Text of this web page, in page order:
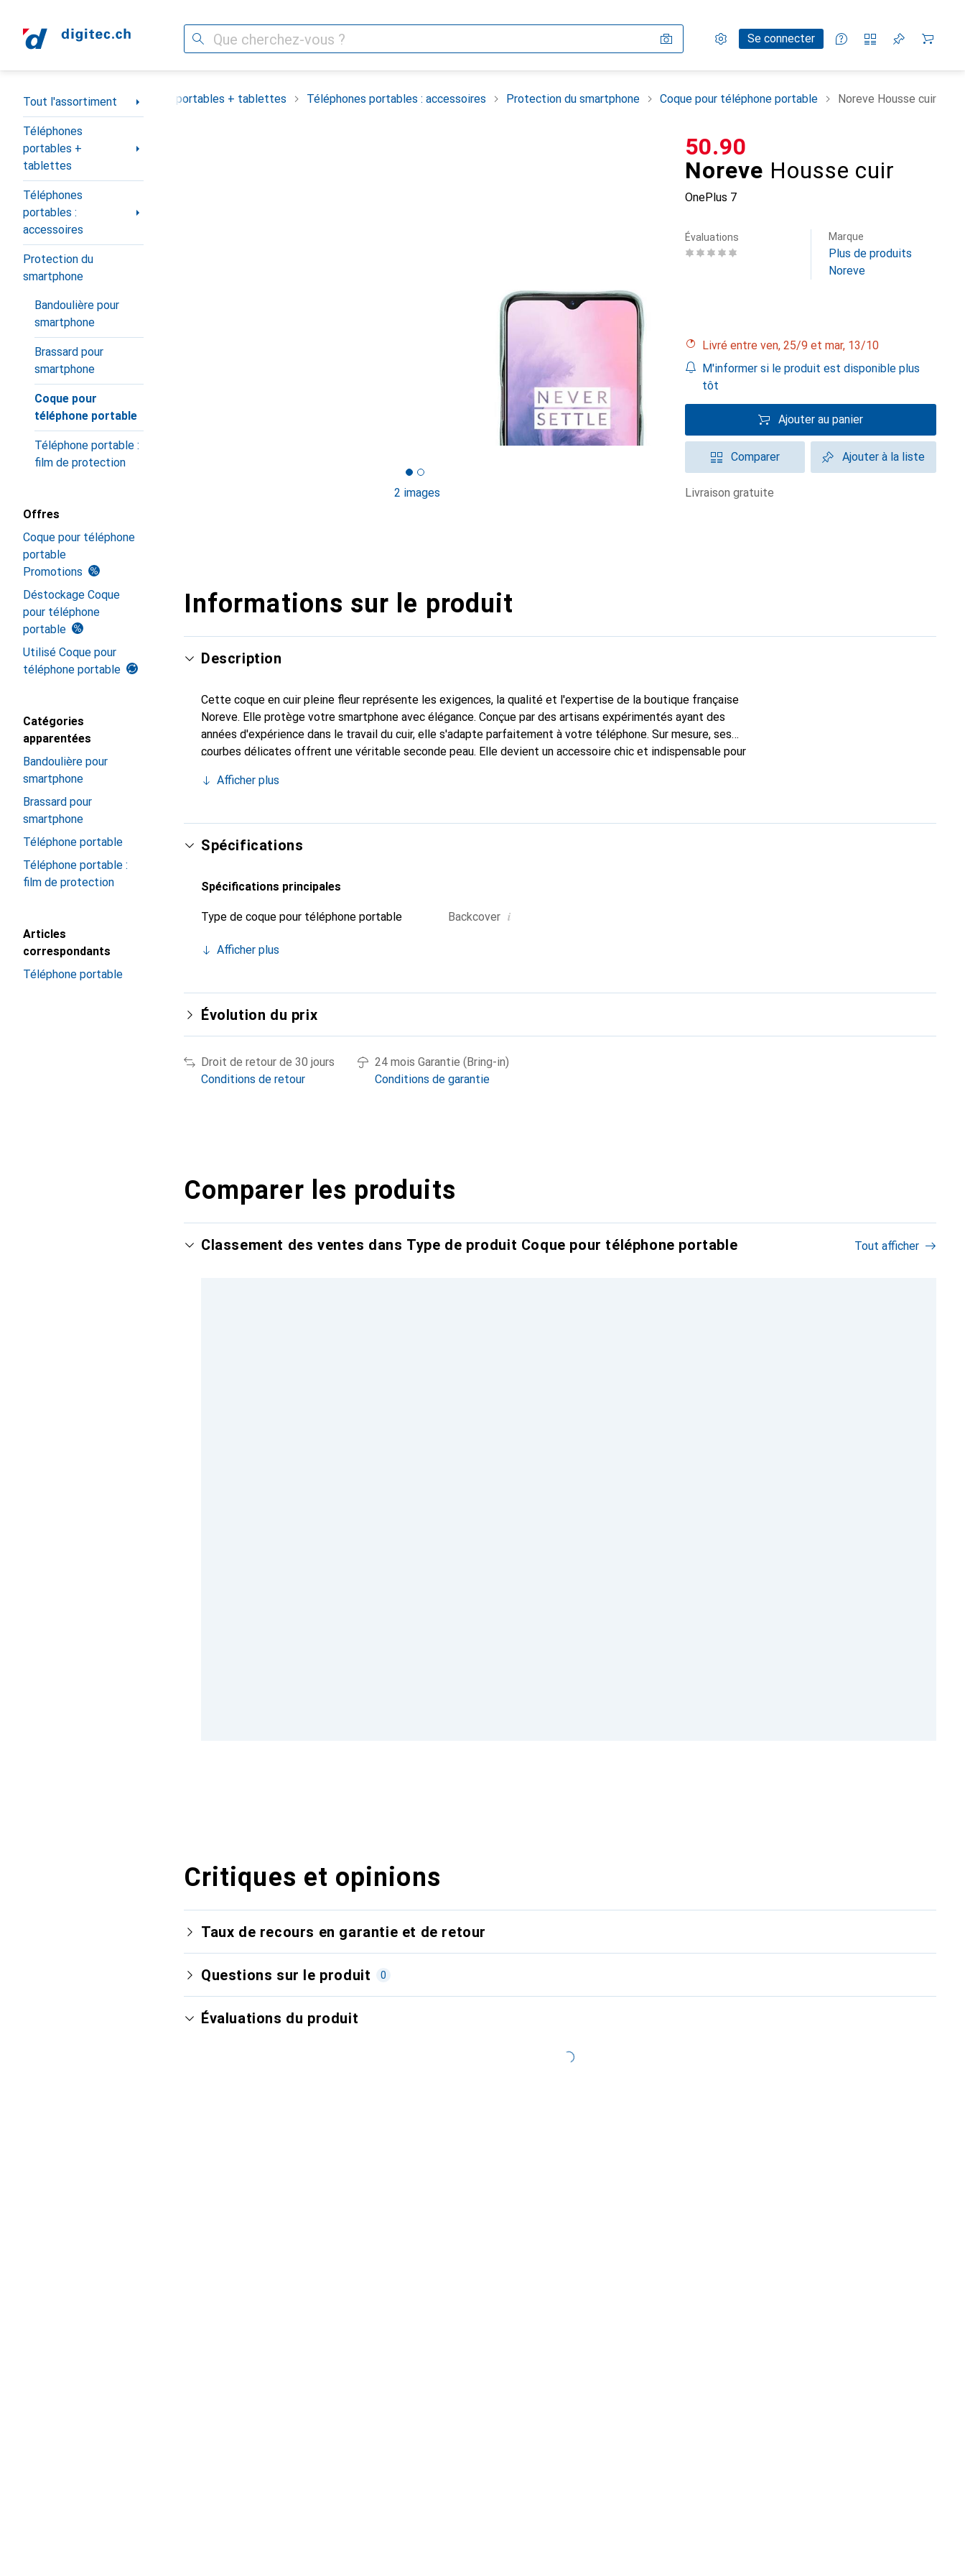
Recherche Paramètres
Compte clientSe connecter
Listes de comparaison
Listes d'envies
Panier
Navigation par catégorie
Tout l'assortiment
Téléphones
portables +
tablettes
Téléphones
portables :
accessoires
Protection du
smartphone
Bandoulière pour
smartphone
Brassard pour
smartphone
Coque pour
téléphone portable
Téléphone portable :
film de protection
Offres
Coque pour téléphone
portable
Promotions
Déstockage Coque
pour téléphone
portable
Utilisé Coque pour
téléphone portable
Catégories
apparentées
Bandoulière pour
smartphone
Brassard pour
smartphone
Téléphone portable
Téléphone portable :
film de protection
Articles
correspondants
Téléphone portable
Tout l'assortiment Téléphones portables + tablettes Téléphones portables : accessoires Protection du smartphone Coque pour téléphone portable Noreve Housse cuir
2 images
Noreve Housse cuir
OnePlus 7
CHF
50.90
Évaluations Marque
Plus de produits
Noreve
Livré entre ven, 25/9 et mar, 13/10
M'informer si le produit est disponible plus
tôt
Ajouter au panier
Comparer Ajouter à la liste
livraison gratuite
Informations sur le produit
Description
Cette coque en cuir pleine fleur représente les exigences, la qualité et l'expertise de la boutique française
Noreve. Elle protège votre smartphone avec élégance. Conçue par des artisans expérimentés ayant des
années d'expérience dans le travail du cuir, elle s'adapte parfaitement à votre téléphone. Sur mesure, ses
courbes délicates offrent une véritable seconde peau. Elle devient un accessoire chic et indispensable pour
un choix fiable pour une clientèle exigeante.
Afficher plus
Spécifications
Spécifications principales
Type de coque pour téléphone portable Backcover i
Afficher plus
Évolution du prix
Droit de retour de 30 jours
Conditions de retour
24 mois Garantie (Bring-in)
Conditions de garantie
Comparer les produits
Classement des ventes dans Type de produit Coque pour téléphone portable Tout afficher
Critiques et opinions
Taux de recours en garantie et de retour
Questions sur le produit 0
Évaluations du produit